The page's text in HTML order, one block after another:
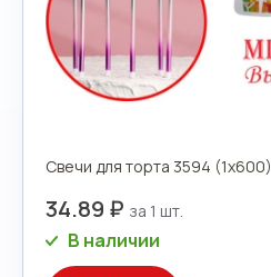
Свечи для торта 3594 (1х600)
34.89 ₽
В наличии